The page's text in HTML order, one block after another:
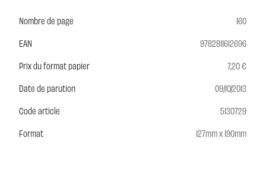
Nombre de page
160
EAN
9782811612696
Prix du format papier
7,20 €
Date de parution
09/10/2013
Code article
5130729
Format
127mm x 190mm